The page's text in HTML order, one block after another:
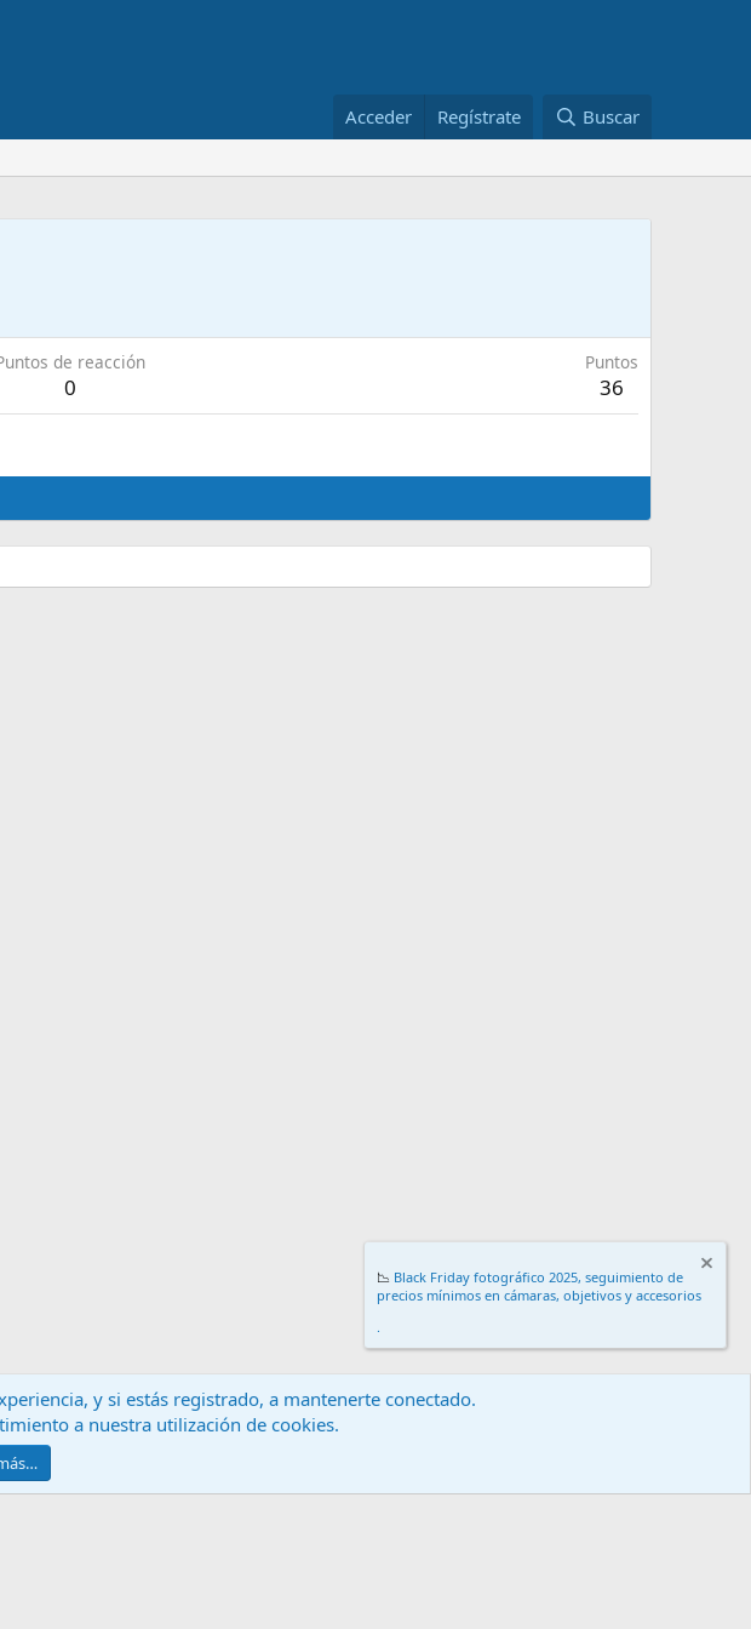
Acceder Regístrate Buscar
de reacción
0
Puntos
36
Contáctanos Términos y reglas
2024 XenForo Ltd.
📉 Black Friday fotográfico 2025, seguimiento de
precios mínimos en cámaras, objetivos y accesorios
.
y si estás registrado, a mantenerte conectado.
a nuestra utilización de cookies.